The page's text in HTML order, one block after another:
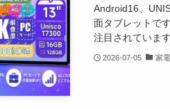
Android16、
面タブレットで
注目されていま
2026-07-05 家